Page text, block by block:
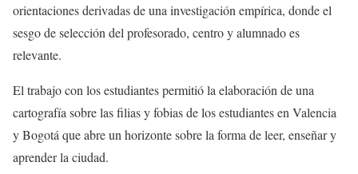
orientaciones derivadas de una investigación empírica, donde el
sesgo de selección del profesorado, centro y alumnado es
relevante.
El trabajo con los estudiantes permitió la elaboración de una
cartografía sobre las filias y fobias de los estudiantes en Valencia
y Bogotá que abre un horizonte sobre la forma de leer, enseñar y
aprender la ciudad.